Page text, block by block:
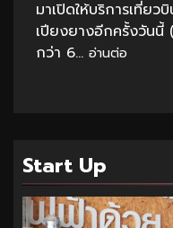
มาเปิดให้บริการเที่ย
เปียงยางอีกครั้งวันนี้
กว่า 6... อ่านต่อ
Start Up